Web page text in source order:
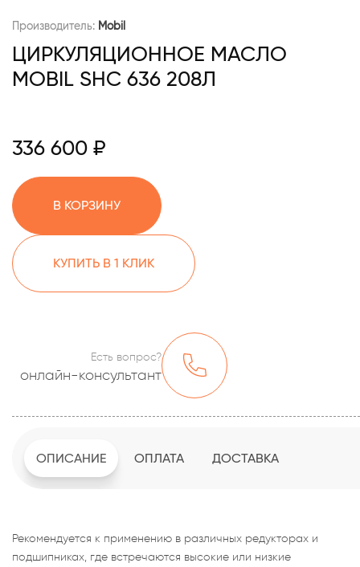
Производитель: Mobil
ЦИРКУЛЯЦИОННОЕ МАСЛО
MOBIL SHC 636 208Л
336 600 ₽
В КОРЗИНУ
КУПИТЬ В 1 КЛИК
Есть вопрос?
онлайн-консультант
ОПИСАНИЕ ОПЛАТА ДОСТАВКА
Рекомендуется к применению в различных редукторах и
подшипниках, где встречаются высокие или низкие